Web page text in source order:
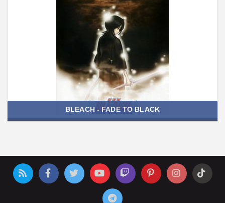
BLEACH - FADE TO BLACK